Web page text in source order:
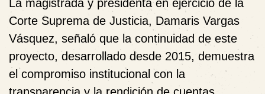
La magistrada y presidenta en ejercicio de la
Corte Suprema de Justicia, Damaris Vargas
Vásquez, señaló que la continuidad de este
proyecto, desarrollado desde 2015, demuestra
el compromiso institucional con la